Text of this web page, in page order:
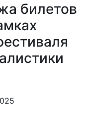
билетов